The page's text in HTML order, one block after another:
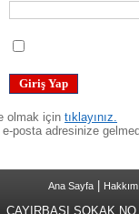
olmak için tıklayınız.
posta adresinize
Ana Sayfa
ÇAYIRBAŞI SOKAK